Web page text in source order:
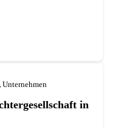
Unternehmen
in